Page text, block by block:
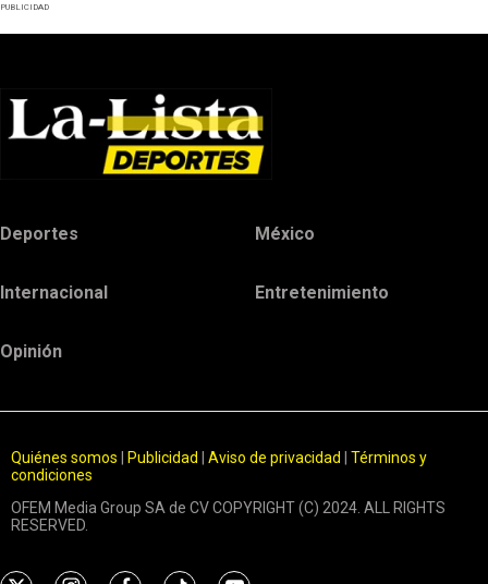
PUBLICIDAD
Deportes México
Internacional Entretenimiento
Opinión
Quiénes somos Publicidad Aviso de privacidad
Términos y
condiciones
OFEM Media Group SA de CV COPYRIGHT (C) 2024. ALL RIGHTS
RESERVED.